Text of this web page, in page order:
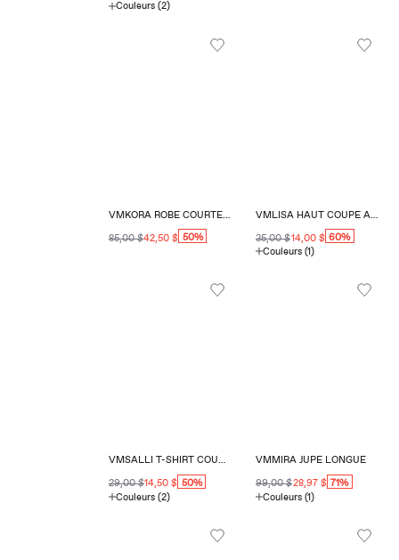
Couleurs (2)
VMKORA ROBE COURTE COUPE RÉGULIÈRE COL EN V
85,00 $42,50 $ 50% 35,00 $14,00 $ 60%
Couleurs (1)
VMSALLI T-SHIRT COUPE RÉGULIÈRE COL ROND
29,00 $14,50 $ 50%
Couleurs (2)
VMMIRA JUPE LONGUE
99,00 $28,97 $ 71%
Couleurs (1)